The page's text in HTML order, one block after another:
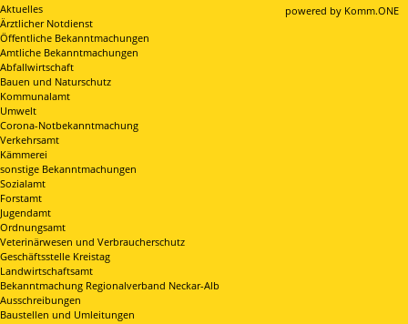
powered by Komm.ONE
Aktuelles
Ärztlicher Notdienst
Öffentliche Bekanntmachungen
Amtliche Bekanntmachungen
Abfallwirtschaft
Bauen und Naturschutz
Kommunalamt
Umwelt
Corona-Notbekanntmachung
Verkehrsamt
Kämmerei
sonstige Bekanntmachungen
Sozialamt
Forstamt
Jugendamt
Ordnungsamt
Veterinärwesen und Verbraucherschutz
Geschäftsstelle Kreistag
Landwirtschaftsamt
Bekanntmachung Regionalverband Neckar-Alb
Ausschreibungen
Baustellen und Umleitungen